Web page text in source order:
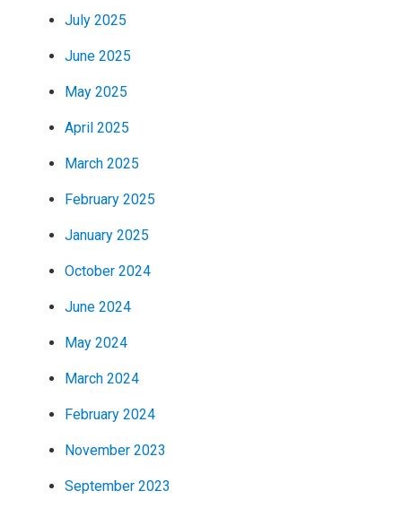
July 2025
June 2025
May 2025
April 2025
March 2025
February 2025
January 2025
October 2024
June 2024
May 2024
March 2024
February 2024
November 2023
September 2023